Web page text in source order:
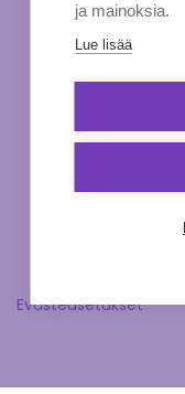
Evästeasetukset
ja mainoksia.
Lue lisää